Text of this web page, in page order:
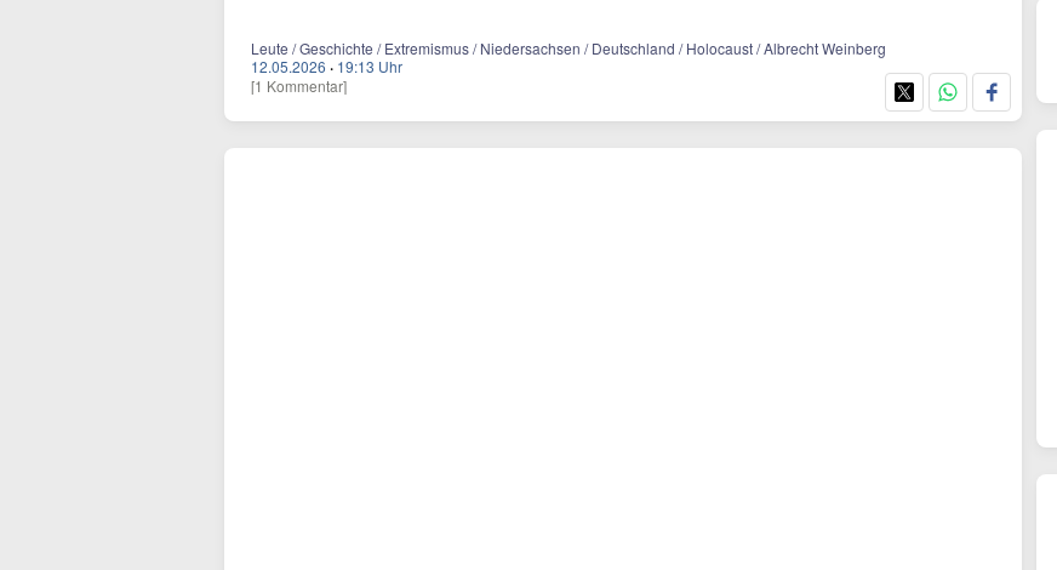
Leute / Geschichte / Extremismus / Niedersachsen / Deutschland / Holocaust / Albrecht Weinberg
12.05.2026 · 19:13 Uhr
[1 Kommentar]